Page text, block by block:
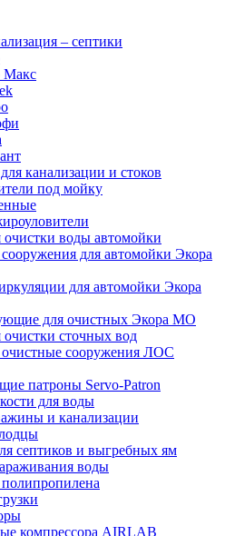
– септики
Макс
канализации и стоков
под мойку
воды автомойки
для автомойки Экора
для автомойки Экора
для очистных Экора МО
сточных вод
сооружения ЛОС
патроны Servo-Patron
для воды
и канализации
септиков и выгребных ям
воды
компрессора AIRLAB